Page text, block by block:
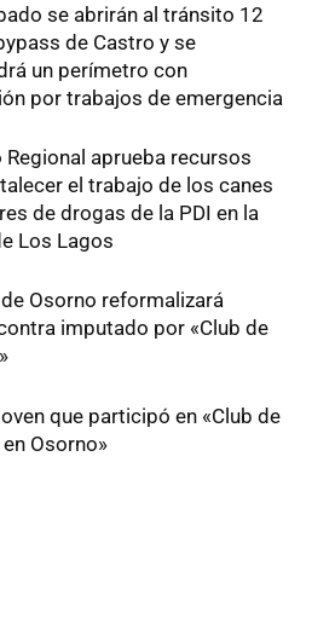
se abrirán al tránsito 12
de Castro y se
un perímetro con
por trabajos de emergencia
Regional aprueba recursos
el trabajo de los canes
de drogas de la PDI en la
Los Lagos
Osorno reformalizará
imputado por «Club de
que participó en «Club de
Osorno»